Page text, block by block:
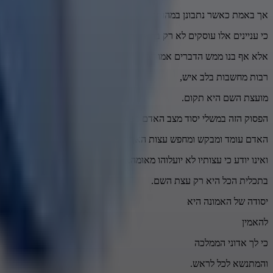
אך באמת כאשר נתבונן במהותם של הדברים נראה
כי עניינים אלו עוסקים לא רק בראשונים,
אלא אף בנו ממש הדברים אמורים.
רבות מחשבות בלב איש,
מועצת השם היא תקום.
הפסוק הזה במשלי יסוד מצב האדם בעולמו הוא.
האדם עומד ומבקש ומחפש עצות האך להיטיב את מצבו ולהגשים את
ואינו יודע כי עצותיו לא יועלוהו מאומה.
בתכלית הכל היא רק עצת השם.
יסודה של האמונה היא
להאמין
כי לך אדוני הממלכה
והמתנשא לכל לראש.